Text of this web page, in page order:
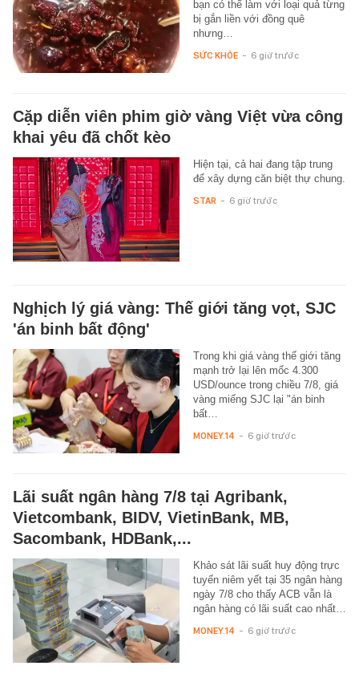
bạn có thể làm với loại quả từng
bị gắn liền với đồng quê
nhưng…
SỨC KHỎE - 6 giờ trước
Cặp diễn viên phim giờ vàng Việt vừa công
khai yêu đã chốt kèo
Hiện tại, cả hai đang tập trung
để xây dựng căn biệt thự chung.
STAR - 6 giờ trước
Nghịch lý giá vàng: Thế giới tăng vọt, SJC
'án binh bất động'
Trong khi giá vàng thế giới tăng
mạnh trở lại lên mốc 4.300
USD/ounce trong chiều 7/8, giá
vàng miếng SJC lại "án binh
bất…
MONEY.14 - 6 giờ trước
Lãi suất ngân hàng 7/8 tại Agribank,
Vietcombank, BIDV, VietinBank, MB,
Sacombank, HDBank,...
Khảo sát lãi suất huy động trực
tuyến niêm yết tại 35 ngân hàng
ngày 7/8 cho thấy ACB vẫn là
ngân hàng có lãi suất cao nhất…
MONEY.14 - 6 giờ trước